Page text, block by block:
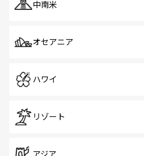
中南米
オセアニア
ハワイ
リゾート